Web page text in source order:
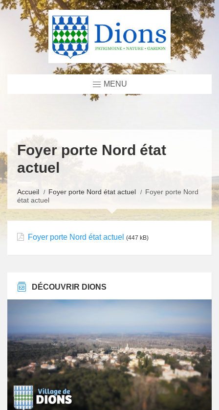
MENU
Foyer porte Nord état
actuel
Accueil Foyer porte Nord état actuel
Foyer porte Nord
état actuel
Foyer porte Nord état actuel (447 kB)
DÉCOUVRIR DIONS